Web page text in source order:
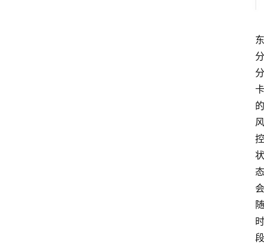
东
分
分
卡
的
风
控
状
态
会
随
时
段